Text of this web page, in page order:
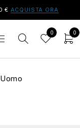
€ ACQUISTA ORA
0 0
Uomo